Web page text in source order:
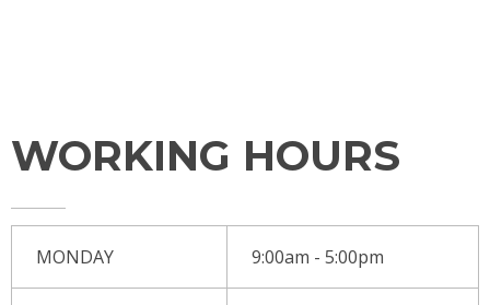
WORKING HOURS
MONDAY 9:00am - 5:00pm